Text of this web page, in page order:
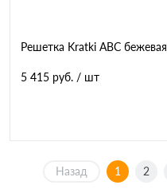
Решетка Kratki ABC бежевая
5 415 руб. / шт
Назад 1 2